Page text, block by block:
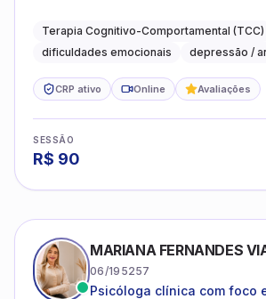
dificuldades do dia a dia
Terapia Cognitivo-Comportamental (TCC)
dificuldades emocionais
depressão /
CRP ativo Online Avaliações
SESSÃO
R$ 90
MARIANA FERNANDES
06/195257
Psicóloga clínica com foco